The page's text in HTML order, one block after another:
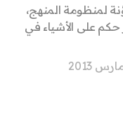
لمنظومة المنهج،
حكم على الأشياء في